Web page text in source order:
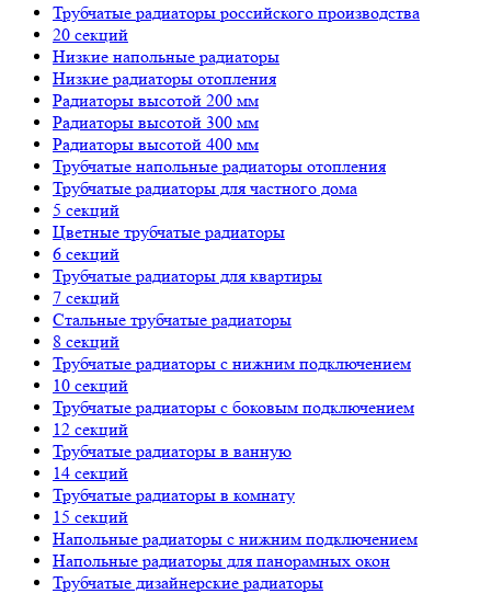
Трубчатые радиаторы российского производства
20 секций
Низкие напольные радиаторы
Низкие радиаторы отопления
Радиаторы высотой 200 мм
Радиаторы высотой 300 мм
Радиаторы высотой 400 мм
Трубчатые напольные радиаторы отопления
Трубчатые радиаторы для частного дома
5 секций
Цветные трубчатые радиаторы
6 секций
Трубчатые радиаторы для квартиры
7 секций
Стальные трубчатые радиаторы
8 секций
Трубчатые радиаторы с нижним подключением
10 секций
Трубчатые радиаторы с боковым подключением
12 секций
Трубчатые радиаторы в ванную
14 секций
Трубчатые радиаторы в комнату
15 секций
Напольные радиаторы с нижним подключением
Напольные радиаторы для панорамных окон
Трубчатые дизайнерские радиаторы